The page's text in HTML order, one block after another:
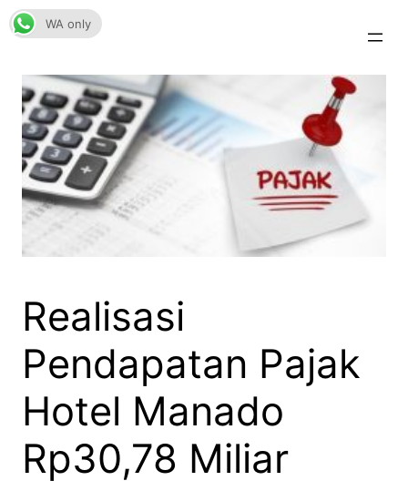
Skip
to
Realisasi
Pendapatan Pajak
Hotel Manado
Rp30,78 Miliar
WA only